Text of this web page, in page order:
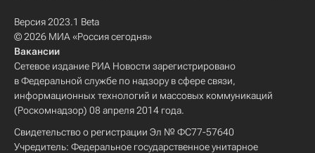
Версия 2023.1 Beta
© 2026 МИА «Россия сегодня»
Вакансии
Сетевое издание РИА Новости зарегистрировано
в Федеральной службе по надзору в сфере связи,
информационных технологий и массовых коммуникаций
(Роскомнадзор) 08 апреля 2014 года.
Свидетельство о регистрации Эл № ФС77-57640
Учредитель: Федеральное государственное унитарное